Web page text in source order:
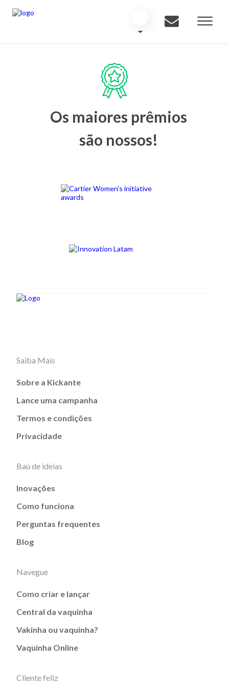
Os maiores prêmios
são nossos!
Saiba Mais
Sobre a Kickante
Lance uma campanha
Termos e condições
Privacidade
Baú de ideias
Inovações
Como funciona
Perguntas frequentes
Blog
Navegue
Como criar e lançar
Central da vaquinha
Vakinha ou vaquinha?
Vaquinha Online
Cliente feliz